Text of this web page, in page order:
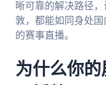
晰可靠的解决路径
敦，都能如同身处
的赛事直播。
为什么你的